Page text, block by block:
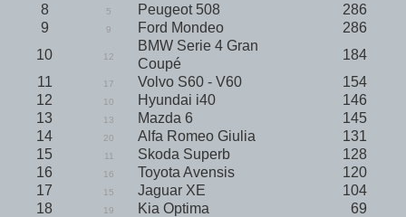
8
5 Peugeot 508
286
9
9 Ford Mondeo
286
10
12
BMW Serie 4 Gran
Coupé
184
11
17 Volvo S60 - V60
154
12
10 Hyundai i40
146
13
13 Mazda 6
145
14
20 Alfa Romeo Giulia
131
15
11 Skoda Superb
128
16
16 Toyota Avensis
120
17
15 Jaguar XE
104
18
19 Kia Optima
69